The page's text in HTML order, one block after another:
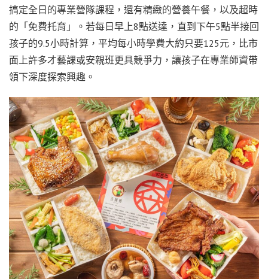
搞定全日的專業營隊課程，還有精緻的營養午餐，以及超時
的「免費托育」。若每日早上8點送達，直到下午5點半接回
孩子的9.5小時計算，平均每小時學費大約只要125元，比市
面上許多才藝課或安親班更具競爭力，讓孩子在專業師資帶
領下深度探索興趣。